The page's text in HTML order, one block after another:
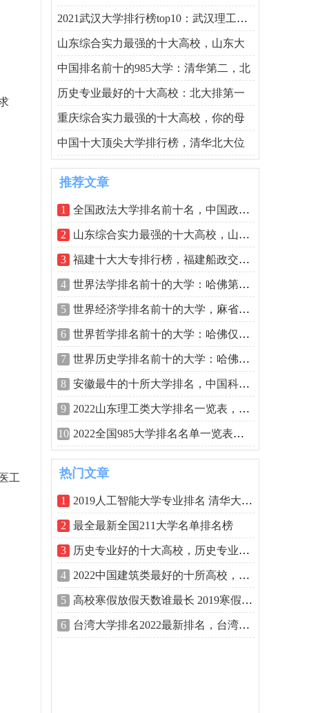
工
2021武汉大学排行榜top10：武汉理工大学
山东综合实力最强的十大高校，山东大
中国排名前十的985大学：清华第二，北
历史专业最好的十大高校：北大排第一
重庆综合实力最强的十大高校，你的母
中国十大顶尖大学排行榜，清华北大位
推荐文章
1 全国政法大学排名前十名，中国政法大学
2 山东综合实力最强的十大高校，山东大学
3 福建十大大专排行榜，福建船政交通职业
4 世界法学排名前十的大学：哈佛第一，耶
5 世界经济学排名前十的大学，麻省理工和
6 世界哲学排名前十的大学：哈佛仅第五，
7 世界历史学排名前十的大学：哈佛、牛津
8 安徽最牛的十所大学排名，中国科学技术
9 2022山东理工类大学排名一览表，中国海洋
10 2022全国985大学排名名单一览表，你的母校
热门文章
1 2019人工智能大学专业排名 清华大学排名
2 最全最新全国211大学名单排名榜
3 历史专业好的十大高校，历史专业全国大
4 2022中国建筑类最好的十所高校，中国建筑
5 高校寒假放假天数谁最长 2019寒假天数排
6 台湾大学排名2022最新排名，台湾的大学排